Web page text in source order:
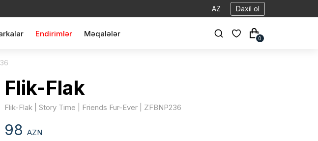
AZ Daxil ol
Endirimlər Məqalələr
0
Flik-Flak
Flik-Flak | Story Time | Friends Fur-Ever | ZFBNP236
98 AZN